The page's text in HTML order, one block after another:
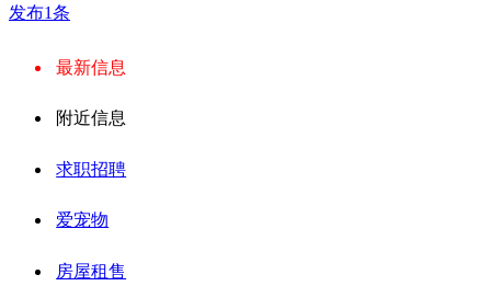
发布1条
最新信息
附近信息
求职招聘
爱宠物
房屋租售